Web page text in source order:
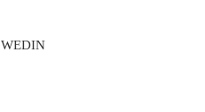
WEDIN